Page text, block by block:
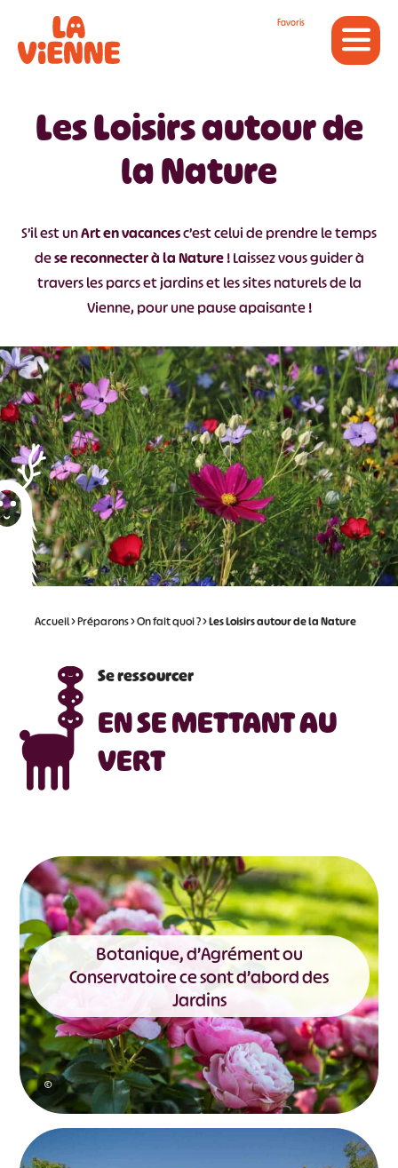
Favoris
Les Loisirs autour de
la Nature
S’il est unArt en vacancesc’est celui de prendre le temps
dese reconnecter à la Nature! Laissez vous guider à
travers les parcs et jardins et les sites naturels de la
Vienne, pour une pause apaisante !
Accueil>Préparons>On fait quoi ?>Les Loisirs autour de la Nature
Se ressourcer
EN SE METTANT AU
VERT
©
Botanique, d’Agrément ou
Conservatoire ce sont d’abord des
Jardins